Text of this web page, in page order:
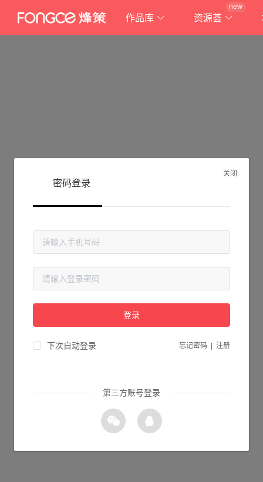
作品库 资源荟
new
抱歉!
请检查您输入的网址是否正确，或点击下面的按钮返回首页。
关闭
密码登录
登录
下次自动登录 忘记密码 注册
第三方账号登录